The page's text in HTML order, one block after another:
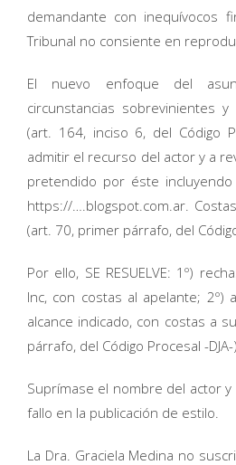
demandante con inequívocos
Tribunal no consiente en
El nuevo enfoque del
circunstancias sobrevinientes
(art. 164, inciso 6, del Código
admitir el recurso del actor y a
pretendido por éste
https://….blogspot.com.ar.
(art. 70, primer párrafo, del
Por ello, SE RESUELVE: 1º)
Inc, con costas al apelante;
alcance indicado, con costas a
párrafo, del Código Procesal -DJA-).
Suprímase el nombre del actor
fallo en la publicación de estilo.
La Dra. Graciela Medina no